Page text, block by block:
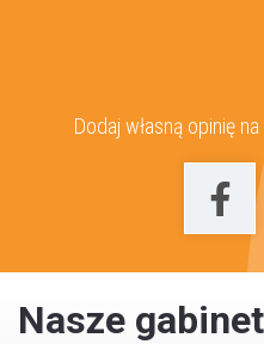
Dodaj własną opinię
Nasze
Umów wizytę